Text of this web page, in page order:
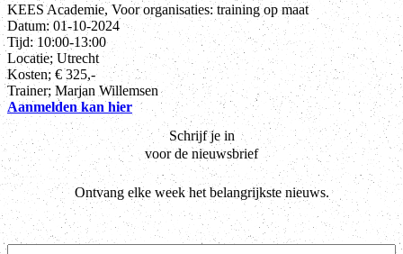
KEES Academie, Voor organisaties: training op maat
Datum: 01-10-2024
Tijd: 10:00-13:00
Locatie; Utrecht
Kosten; € 325,-
Trainer; Marjan Willemsen
Aanmelden kan hier
Schrijf je in
voor de nieuwsbrief
Ontvang elke week het belangrijkste nieuws.